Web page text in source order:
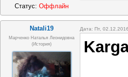
Статус: Оффлайн
Natali19 Дата: Пт,
Марченко Наталья Леонидовна
(история)